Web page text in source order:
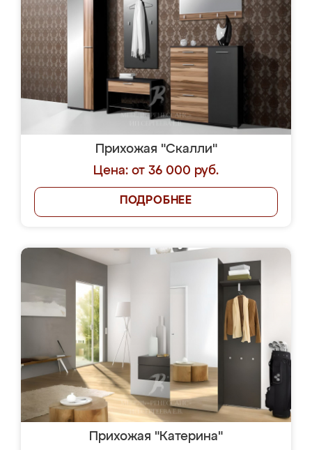
Прихожая "Скалли"
Цена: от 36 000 руб.
ПОДРОБНЕЕ
Прихожая "Катерина"